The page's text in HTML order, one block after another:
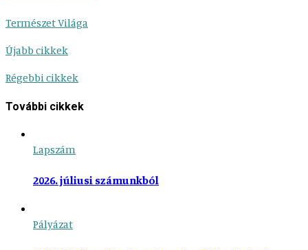
Természet Világa
Újabb cikkek
Régebbi cikkek
További cikkek
Lapszám
2026. júliusi számunkból
Pályázat